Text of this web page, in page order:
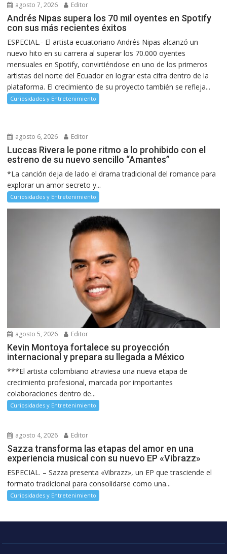
agosto 7, 2026 Editor
Andrés Nipas supera los 70 mil oyentes en Spotify
con sus más recientes éxitos
ESPECIAL.- El artista ecuatoriano Andrés Nipas alcanzó un
nuevo hito en su carrera al superar los 70.000 oyentes
mensuales en Spotify, convirtiéndose en uno de los primeros
artistas del norte del Ecuador en lograr esta cifra dentro de la
plataforma. El crecimiento de su proyecto también se refleja...
Curiosidades y Entretenimiento
agosto 6, 2026 Editor
Luccas Rivera le pone ritmo a lo prohibido con el
estreno de su nuevo sencillo “Amantes”
*La canción deja de lado el drama tradicional del romance para
explorar un amor secreto y...
Curiosidades y Entretenimiento
agosto 5, 2026 Editor
Kevin Montoya fortalece su proyección
internacional y prepara su llegada a México
***El artista colombiano atraviesa una nueva etapa de
crecimiento profesional, marcada por importantes
colaboraciones dentro de...
Curiosidades y Entretenimiento
agosto 4, 2026 Editor
Sazza transforma las etapas del amor en una
experiencia musical con su nuevo EP «Vibrazz»
ESPECIAL. – Sazza presenta «Vibrazz», un EP que trasciende el
formato tradicional para consolidarse como una...
Curiosidades y Entretenimiento